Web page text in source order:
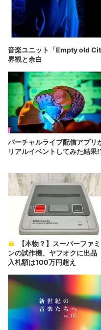
音楽ユニット「Empty old
界観と余白
バーチャルライブ配信アプリ
リアルイベントしてみた結果
ンの試作機、ヤフオクに出品
入札額は100万円超え